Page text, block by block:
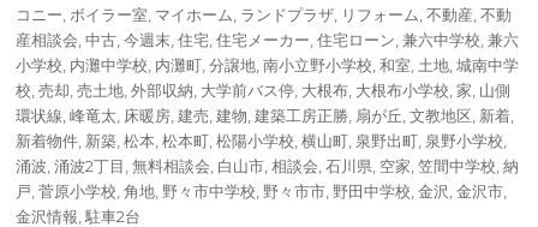
日:
コニー ボイラー室 マイホーム ランドプラザ リフォーム ,不動産 ,不動
産相談会 ,中古 ,今週末 ,住宅 ,住宅メーカー ,住宅ローン ,兼六中学校 ,兼六
小学校 内灘中学校 内灘町 ,分譲地 ,南小立野小学校 ,和室 土地 ,城南中学
校 ,売却 ,売土地 ,外部収納 大学前バス停 大根布 大根布小学校 ,家 山側
環状線 ,峰竜太 床暖房 ,建売 ,建物 ,建築工房正勝 扇が丘 ,文教地区 新着
新着物件 新築 ,松本 ,松本町 ,松陽小学校 ,横山町 泉野出町 泉野小学校
涌波 ,涌波2丁目 ,無料相談会 白山市 ,相談会 ,石川県 空家 ,笠間中学校 ,納
戸 ,菅原小学校 ,角地 野々市中学校 野々市市 野田中学校 ,金沢 ,金沢市
金沢情報 ,駐車2台